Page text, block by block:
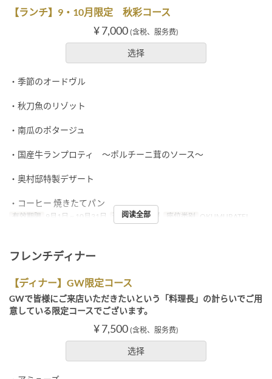
【ランチ】9・10月限定 秋彩コース
¥ 7,000 (含税、服务费)
选择
・季節のオードヴル
・秋刀魚のリゾット
・南瓜のポタージュ
・国産牛ランプロティ ～ポルチーニ茸のソース～
・奥村邸特製デザート
・コーヒー 焼きたてパン
有效期限 9月1日 ~ 10月31日 进餐时间 午餐 座位类别 OKUMURATEI
阅读全部
フレンチディナー
【ディナー】GW限定コース
GWで皆様にご来店いただきたいという「料理長」の計らいでご用
意している限定コースでございます。
¥ 7,500 (含税、服务费)
选择